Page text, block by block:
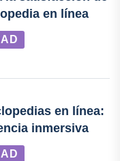
en línea
en línea:
inmersiva